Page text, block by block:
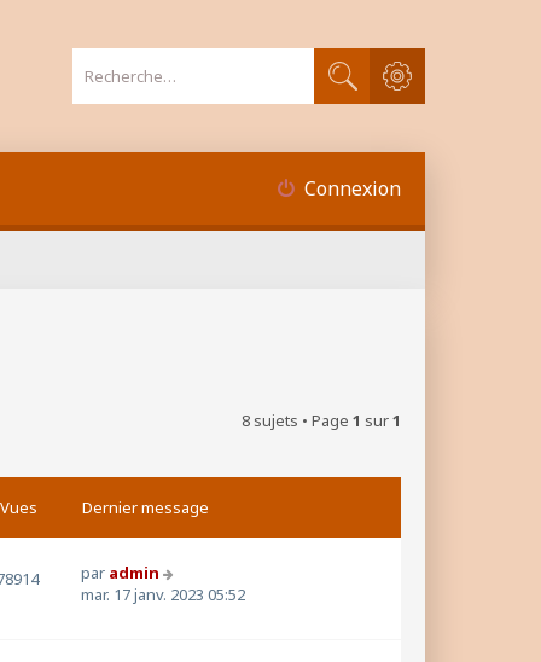
Rechercher
Recherche avancée
Connexion
8 sujets • Page 1 sur1
Vues Dernier message
par admin
mar. 17 janv. 2023 05:52